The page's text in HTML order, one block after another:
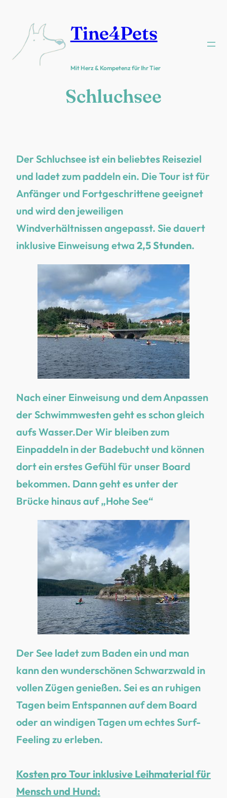
springen
Tine4Pets
Mit Herz & Kompetenz für Ihr Tier
Schluchsee
Der Schluchsee ist ein beliebtes Reiseziel
und ladet zum paddeln ein. Die Tour ist für
Anfänger und Fortgeschrittene geeignet
und wird den jeweiligen
Windverhältnissen angepasst. Sie dauert
inklusive Einweisung etwa 2,5 Stunden.
Nach einer Einweisung und dem Anpassen
der Schwimmwesten geht es schon gleich
aufs Wasser.Der Wir bleiben zum
Einpaddeln in der Badebucht und können
dort ein erstes Gefühl für unser Board
bekommen. Dann geht es unter der
Brücke hinaus auf „Hohe See“
Der See ladet zum Baden ein und man
kann den wunderschönen Schwarzwald in
vollen Zügen genießen. Sei es an ruhigen
Tagen beim Entspannen auf dem Board
oder an windigen Tagen um echtes Surf-
Feeling zu erleben.
Kosten pro Tour inklusive Leihmaterial für
Mensch und Hund: